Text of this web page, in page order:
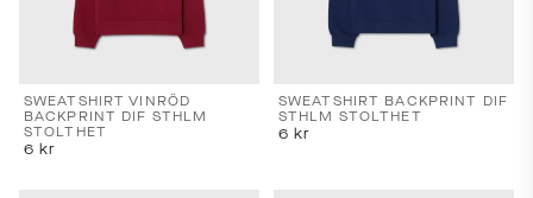
SWEATSHIRT VINRÖD
BACKPRINT DIF STHLM
STOLTHET
6 kr
SWEATSHIRT BACKPRINT DIF
STHLM STOLTHET
6 kr